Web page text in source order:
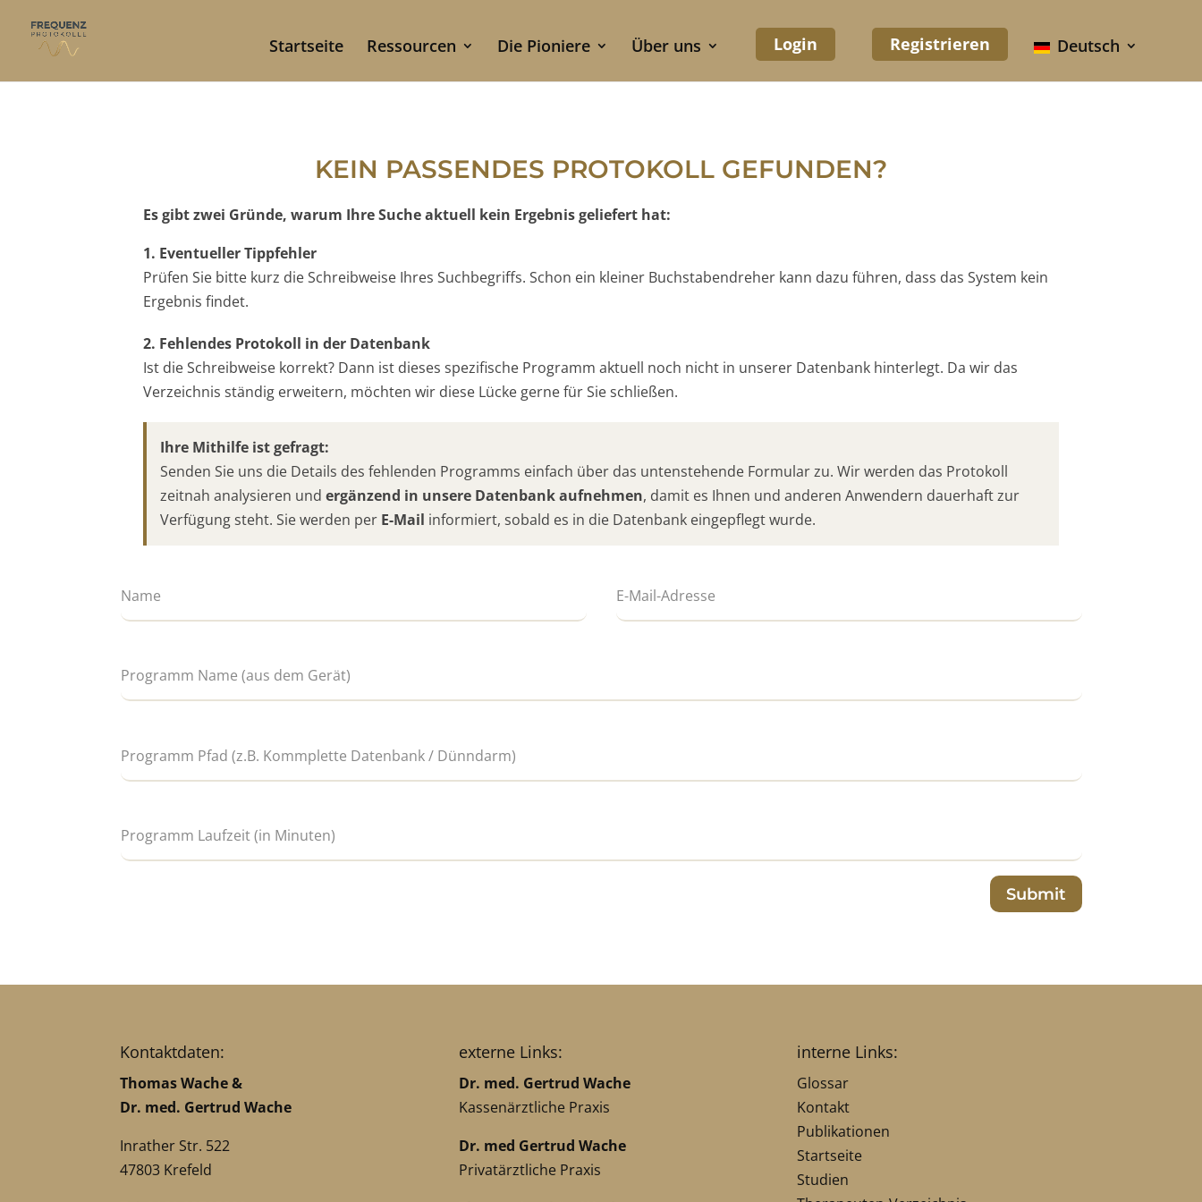
Startseite Ressourcen Die Pioniere Über uns Login Registrieren Deutsch
KEIN PASSENDES PROTOKOLL GEFUNDEN?
Es gibt zwei Gründe, warum Ihre Suche aktuell kein Ergebnis geliefert hat:
1. Eventueller Tippfehler
Prüfen Sie bitte kurz die Schreibweise Ihres Suchbegriffs. Schon ein kleiner Buchstabendreher kann dazu führen, dass das System kein
Ergebnis findet.
2. Fehlendes Protokoll in der Datenbank
Ist die Schreibweise korrekt? Dann ist dieses spezifische Programm aktuell noch nicht in unserer Datenbank hinterlegt. Da wir das
Verzeichnis ständig erweitern, möchten wir diese Lücke gerne für Sie schließen.
Ihre Mithilfe ist gefragt:
Senden Sie uns die Details des fehlenden Programms einfach über das untenstehende Formular zu. Wir werden das Protokoll
zeitnah analysieren und ergänzend in unsere Datenbank aufnehmen, damit es Ihnen und anderen Anwendern dauerhaft zur
Verfügung steht. Sie werden per E-Mail informiert, sobald es in die Datenbank eingepflegt wurde.
Submit
Kontaktdaten:
Thomas Wache &
Dr. med. Gertrud Wache
Inrather Str. 522
47803 Krefeld
externe Links:
Dr. med. Gertrud Wache
Kassenärztliche Praxis
Dr. med Gertrud Wache
Privatärztliche Praxis
interne Links:
Glossar
Kontakt
Publikationen
Startseite
Studien